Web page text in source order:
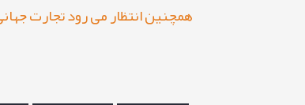
همچنین انتظار می رود تجارت